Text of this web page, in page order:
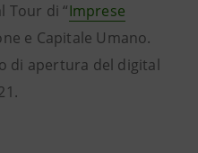
Tour di “Imprese
e Capitale Umano.
di apertura del digital